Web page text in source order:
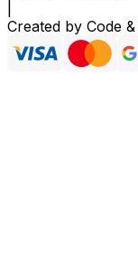
Created by Code